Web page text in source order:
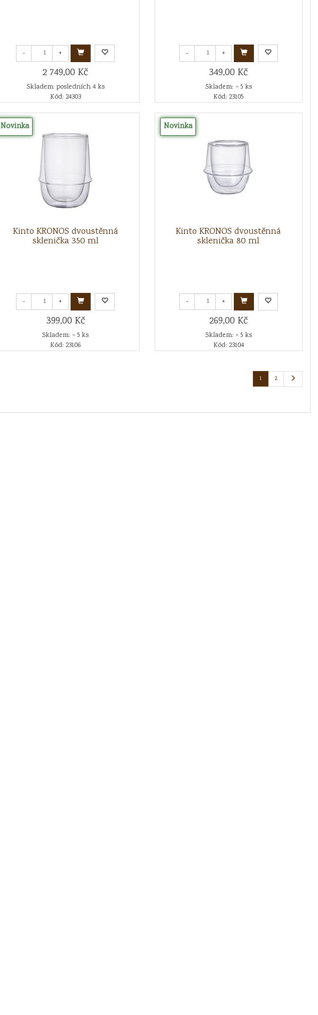
- +
2 749,00 Kč
Skladem: posledních 4 ks
Kód: 24303
- +
349,00 Kč
Skladem: > 5 ks
Kód: 23105
Novinka
Kinto KRONOS dvoustěnná
sklenička 350 ml
- +
399,00 Kč
Skladem: > 5 ks
Kód: 23106
Novinka
Kinto KRONOS dvoustěnná
sklenička 80 ml
- +
269,00 Kč
Skladem: > 5 ks
Kód: 23104
1 2